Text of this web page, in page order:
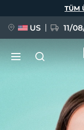
TÜM
US 11/
BREAKING NEWS
Dil Seçimi